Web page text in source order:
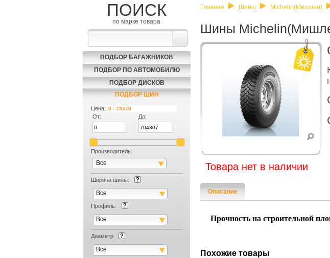
ПОИСК
по марке товара
ПОДБОР БАГАЖНИКОВ
ПОДБОР ПО АВТОМОБИЛЮ
ПОДБОР ДИСКОВ
ПОДБОР ШИН
Цена:
От:
До:
Производитель:
Все
Ширина шины:
Все
Профиль:
Все
Диаметр
Все
Главная Шины Michelin(Мишлен)
Шины
Товара нет в наличии
Описание
Прочность на строительной
Похожие товары